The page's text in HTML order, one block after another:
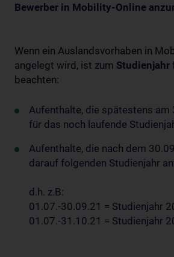
Bewerber in Mobility-Online
Wenn ein Auslandsvorhaben in
angelegt wird, ist zum Studienjahr
beachten:
Aufenthalte, die spätestens am
für das noch laufende
Aufenthalte, die nach dem
darauf folgenden Studienjahr
d.h. z.B:
01.07.-30.09.21 = Studienjahr
01.07.-31.10.21 = Studienjahr